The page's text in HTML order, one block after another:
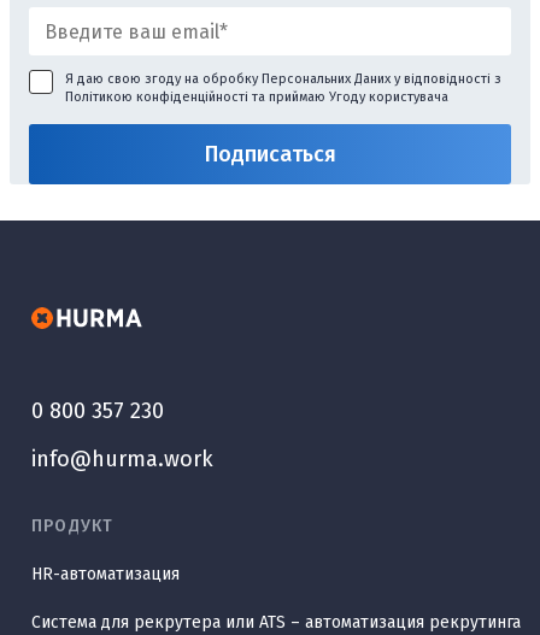
Я даю свою згоду на обробку Персональних Даних у відповідності з
Політикою конфіденційності та приймаю Угоду користувача
0 800 357 230
info@hurma.work
ПРОДУКТ
HR-автоматизация
Система для рекрутера или ATS – автоматизация рекрутинга